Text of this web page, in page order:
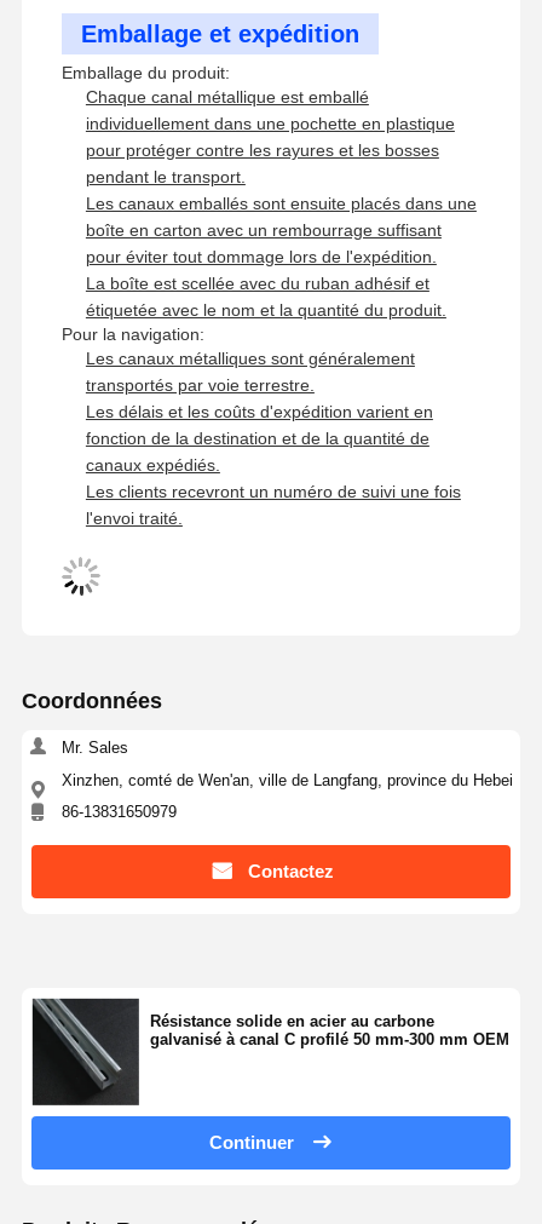
Passerelle solaire sur le toit
Emballage et expédition
Emballage du produit:
Chaque canal métallique est emballé
individuellement dans une pochette en plastique
pour protéger contre les rayures et les bosses
pendant le transport.
Les canaux emballés sont ensuite placés dans une
boîte en carton avec un rembourrage suffisant
pour éviter tout dommage lors de l'expédition.
La boîte est scellée avec du ruban adhésif et
étiquetée avec le nom et la quantité du produit.
Pour la navigation:
Les canaux métalliques sont généralement
transportés par voie terrestre.
Les délais et les coûts d'expédition varient en
fonction de la destination et de la quantité de
canaux expédiés.
Les clients recevront un numéro de suivi une fois
l'envoi traité.
Coordonnées
Mr. Sales
Xinzhen, comté de Wen'an, ville de Langfang, province du Hebei
86-13831650979
Contactez
Résistance solide en acier au carbone
galvanisé à canal C profilé 50 mm-300 mm OEM
Continuer